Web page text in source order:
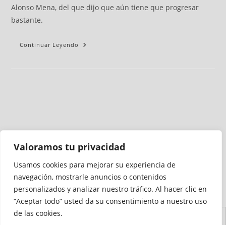
Valoramos tu privacidad
Usamos cookies para mejorar su experiencia de
navegación, mostrarle anuncios o contenidos
personalizados y analizar nuestro tráfico. Al hacer clic en
“Aceptar todo” usted da su consentimiento a nuestro uso
de las cookies.
Alonso Mena, del que dijo que aún tiene que progresar
bastante.
Continuar Leyendo
Medio auditado por